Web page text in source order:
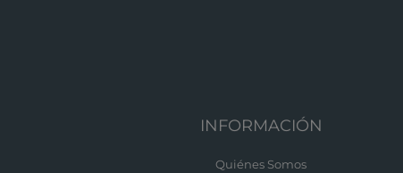
INFORMACIÓN
Quiénes Somos